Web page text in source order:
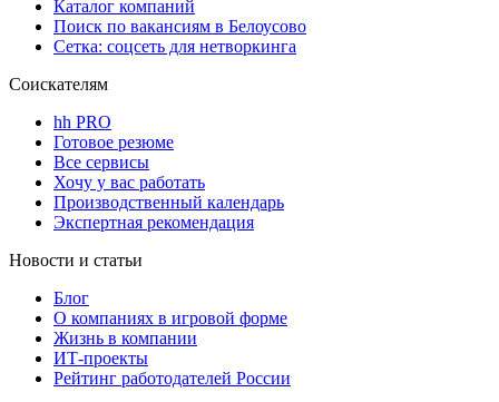
Каталог компаний
Поиск по вакансиям в Белоусово
Сетка: соцсеть для нетворкинга
Соискателям
hh PRO
Готовое резюме
Все сервисы
Хочу у вас работать
Производственный календарь
Экспертная рекомендация
Новости и статьи
Блог
О компаниях в игровой форме
Жизнь в компании
ИТ-проекты
Рейтинг работодателей России